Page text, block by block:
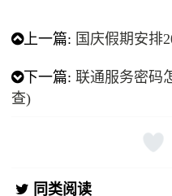
上一篇: 国庆假期安排
下一篇:联通服务密码
查)
同类阅读